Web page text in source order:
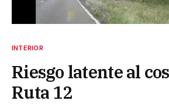
INTERIOR
Riesgo latente al
Ruta 12